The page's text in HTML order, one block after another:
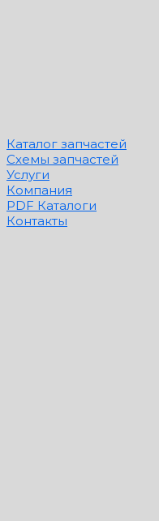
Каталог запчастей
Схемы запчастей
Услуги
Компания
PDF Каталоги
Контакты